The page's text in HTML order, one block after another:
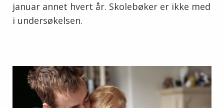
januar annet hvert år. Skolebøker er ikke med
i undersøkelsen.